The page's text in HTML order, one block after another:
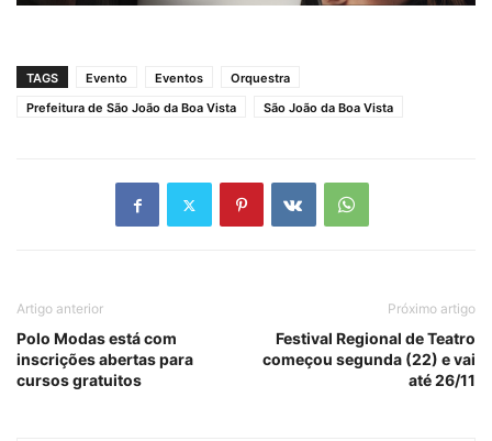
TAGS Evento Eventos
Orquestra
Prefeitura de São João da Boa Vista
São João da Boa Vista
Artigo anterior
Polo Modas está com
inscrições abertas para
cursos gratuitos
Próximo artigo
Festival Regional de Teatro
começou segunda (22) e vai
até 26/11